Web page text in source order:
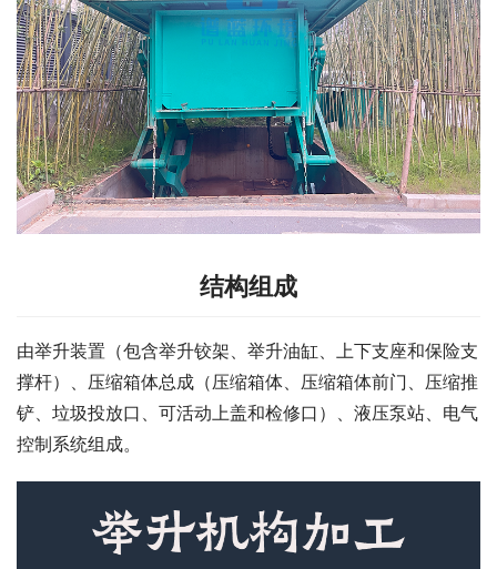
结构组成
由举升装置（包含举升铰架、举升油缸、上下支座和保险支
撑杆）、压缩箱体总成（压缩箱体、压缩箱体前门、压缩推
铲、垃圾投放口、可活动上盖和检修口）、液压泵站、电气
控制系统组成。